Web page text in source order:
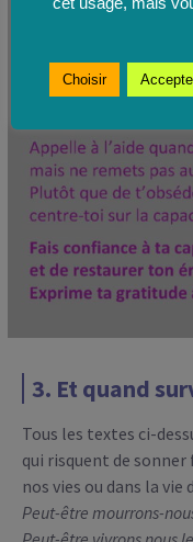
3. Et quand
Tous les textes ci-
qui risquent de sonner
nos vies ou dans la vie
Peut-être mourrons-
Choisir